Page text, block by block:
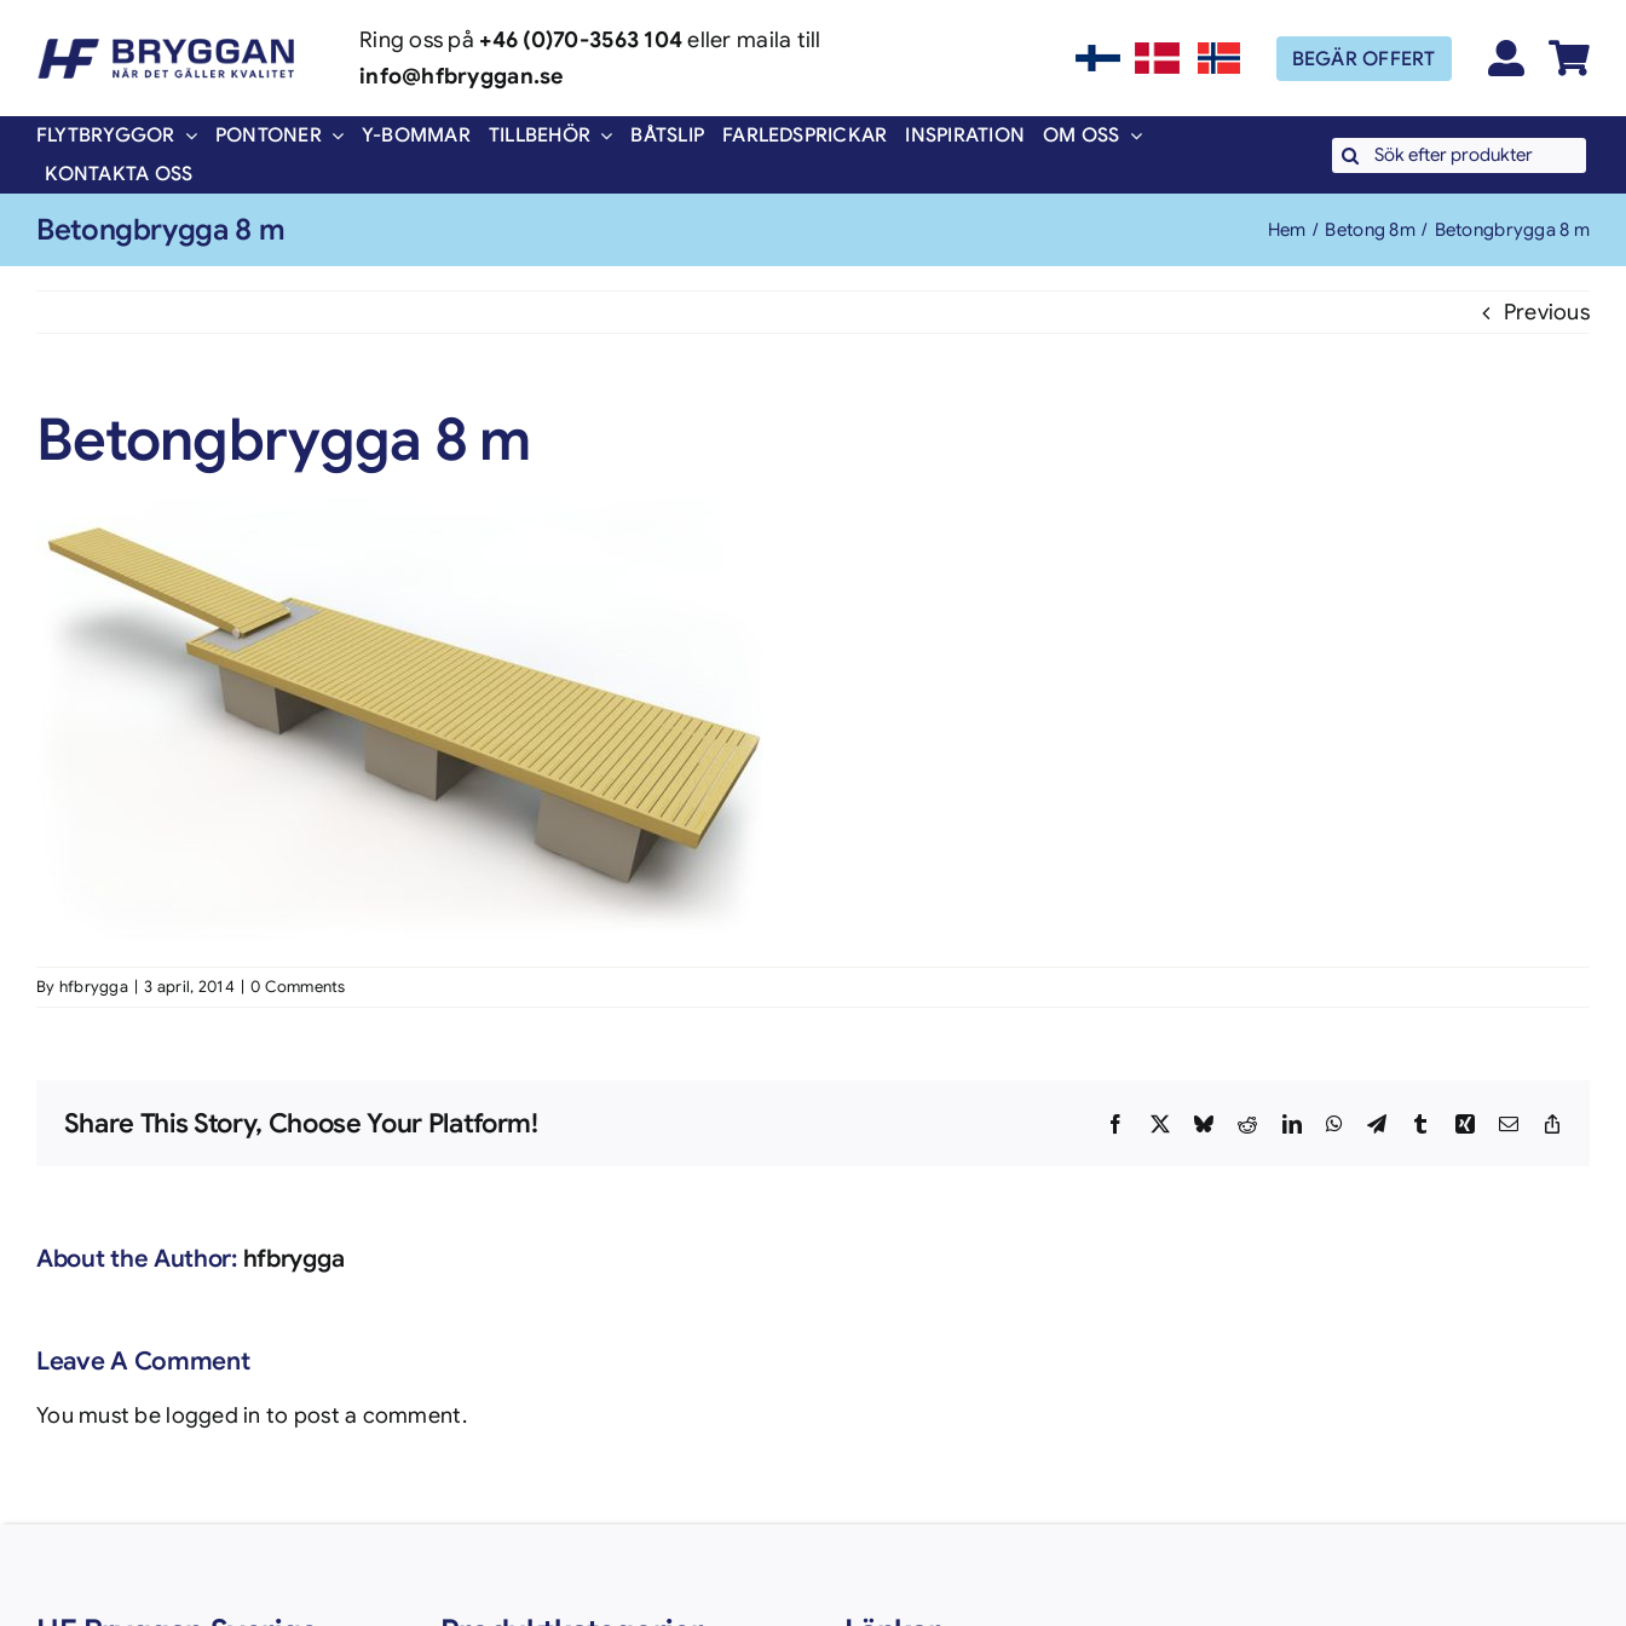
Ring oss på +46 (0)70-3563 104eller maila till
info@hfbryggan.se
BEGÄR OFFERT
FLYTBRYGGOR PONTONER Y-BOMMAR TILLBEHÖR BÅTSLIP FARLEDSPRICKAR INSPIRATION
OM OSS
KONTAKTA OSS
Search
for:
Betongbrygga 8 m Hem Betong 8m Betongbrygga 8 m
Previous
Betongbrygga 8 m
By hfbrygga | 3 april, 2014 | 0 Comments
Share This Story, Choose Your Platform! Facebook
X BlueskyRedditLinkedInWhatsApp
TelegramTumblrXingEmail
About the Author: hfbrygga
Leave A Comment
You must be logged in to post a comment.